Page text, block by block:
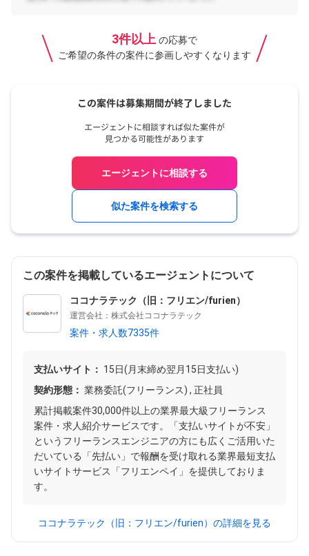
3件以上 の応募で
ご希望の条件の案件に参画しやすくなります
エージェントに相談する
似た案件を検索する
この案件を掲載しているエージェントについて
ココナラテック（旧：フリエン/furien）
運営会社：株式会社ココナラテック
案件・求人数7335件
支払いサイト： 15日(月末締め翌月15日支払い)
契約形態： 業務委託(フリーランス) , 正社員
累計掲載案件30,000件以上の業界最大級フリーランス
案件・求人紹介サービスです。「支払いサイトが不安」
というフリーランスエンジニアの方にも広くご活用いた
だいている「先払い」で報酬を受け取れる業界最短支払
いサイトサービス「フリエンペイ」を提供しておりま
す。
ココナラテック（旧：フリエン/furien）の詳細を見る